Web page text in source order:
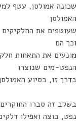
שכונה אמולסן, עטף
האמולסן
שעוטפים את
וכך הם
מונעים את התאחות
הנפט-מים שנוצרו
בדרך זו, בסיוע
בשלב זה סברו
נפט, בוצה ואפילו